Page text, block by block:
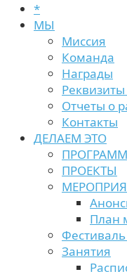
*
МЫ
Миссия
Команда
Награды
Отчеты о
Контакты
ДЕЛАЕМ ЭТО
ПРОЕКТЫ
План
Занятия